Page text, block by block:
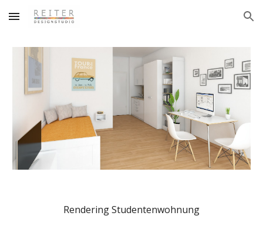
Skip to main content Skip to navigation
Rendering Studentenwohnung